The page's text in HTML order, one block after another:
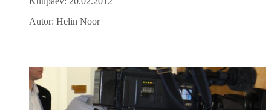
Autor: Helin Noor